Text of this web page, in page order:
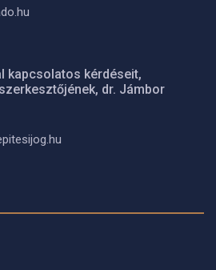
kapcsolatos kérdéseit,
dr. Jámbor